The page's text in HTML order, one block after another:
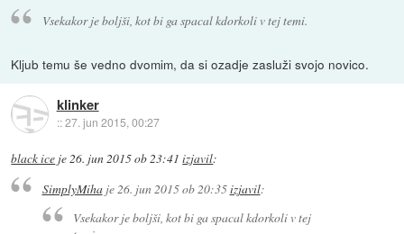
Vsekakor je boljši, kot bi ga spacal kdorkoli v tej temi.
Kljub temu še vedno dvomim, da si ozadje zasluži svojo novico.
klinker
::27. jun 2015, 00:27
black ice je26. jun 2015 ob 23:41 izjavil:
SimplyMihaje 26. jun 2015 ob 20:35izjavil:
Vsekakor je boljši, kot bi ga spacal kdorkoli v tej